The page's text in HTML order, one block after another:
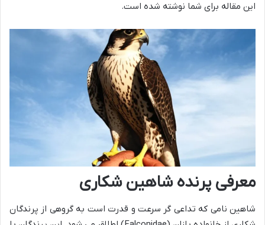
این مقاله برای شما نوشته شده است.
معرفی پرنده شاهین شکاری
شاهین نامی که تداعی گر سرعت و قدرت است به گروهی از پرندگان